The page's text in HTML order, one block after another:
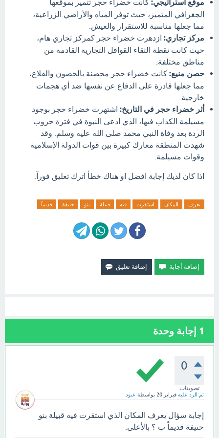
موقع استراتيجي: كانت خضراء حجر تتميز بموقعها
الجغرافي المتميز، حيث توفر المياه والأراضي الزراعية،
مما جعلها مناسبة للاستقرار والعيش.
مركز تجاري: ازدهرت خضراء حجر كمركز تجاري هام،
حيث كانت نقطة التقاء القوافل التجارية القادمة من
مناطق مختلفة.
حصن منيع: كانت خضراء حجر محصنة بالحصون والقلاع،
مما جعلها قادرة على الدفاع عن نفسها ضد أي هجمات
خارجية.
أثر خضراء حجر في التاريخ: اشتهرت خضراء حجر بوجود
مسيلمة الكذاب فيها، الذي ادعى النبوة في فترة حروب
الردة بعد وفاة النبي محمد صلى الله عليه وسلم. وقد
شهدت المنطقة معارك كبيرة بين قوات الدولة الإسلامية
وقوات مسيلمة.
اذا كان لديك إجابة افضل او هناك خطأ اترك تعليق فورآ.
يعرف المكان استقرت فيه قبيلة بنو حنيفة قديماً
1 إجابة وحدة
0
تصويتات
تم الرد عليه فبراير 20 بواسطة عبود
إجابة سؤال يعرف المكان الذي استقرت فيه قبيلة بنو
حنيفة قديماً ب ؟ بالأعلى.